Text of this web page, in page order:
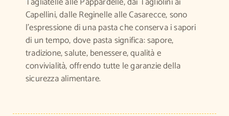
Capellini, dalle Reginelle alle Casarecce, sono
l’espressione di una pasta che conserva i sapori
di un tempo, dove pasta significa: sapore,
tradizione, salute, benessere, qualità e
convivialità, offrendo tutte le garanzie della
sicurezza alimentare.